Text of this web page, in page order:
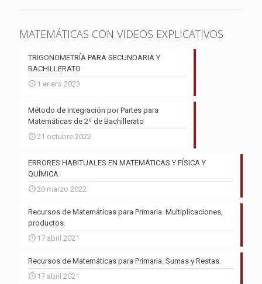
MATEMÁTICAS CON VIDEOS EXPLICATIVOS
TRIGONOMETRÍA PARA SECUNDARIA Y
BACHILLERATO
1 enero 2023
Método de Integración por Partes para
Matemáticas de 2º de Bachillerato
21 octubre 2022
ERRORES HABITUALES EN MATEMÁTICAS Y FÍSICA Y
QUÍMICA
23 marzo 2022
Recursos de Matemáticas para Primaria. Multiplicaciones,
productos.
17 abril 2021
Recursos de Matemáticas para Primaria. Sumas y Restas.
17 abril 2021